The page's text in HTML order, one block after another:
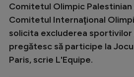
Champions League
Europa League
Comitetul Olimpic
Comitetul Internaţional
solicita excluderea sportivilor
pregătesc să participe la
Paris, scrie L'Equipe.